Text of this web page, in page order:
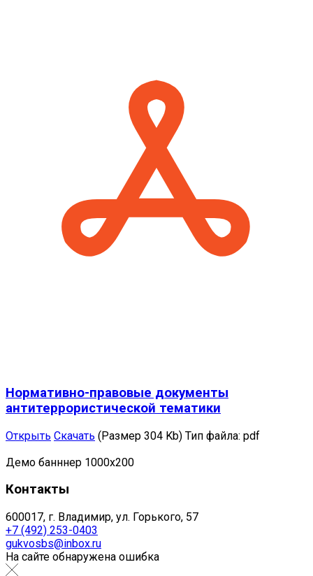
Нормативно-правовые документы
антитеррористической тематики
Открыть Скачать (Размер 304 Kb) Тип файла: pdf
Демо банннер 1000х200
Контакты
600017, г. Владимир, ул. Горького, 57
+7 (492) 253-0403
gukvosbs@inbox.ru
На сайте обнаружена ошибка